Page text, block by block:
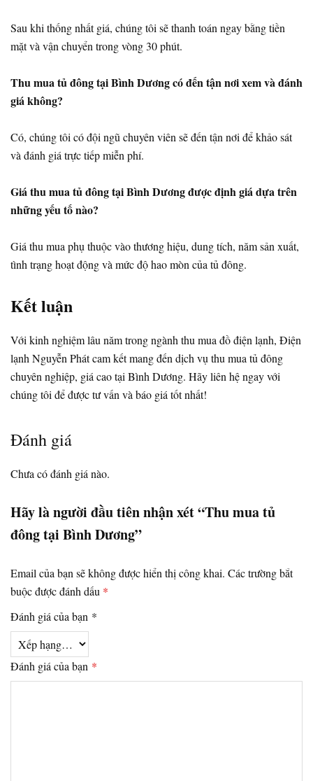
Sau khi thống nhất giá, chúng tôi sẽ thanh toán ngay bằng tiền
mặt và vận chuyển trong vòng 30 phút.
Thu mua tủ đông tại Bình Dương có đến tận nơi xem và đánh
giá không?
Có, chúng tôi có đội ngũ chuyên viên sẽ đến tận nơi để khảo sát
và đánh giá trực tiếp miễn phí.
Giá thu mua tủ đông tại Bình Dương được định giá dựa trên
những yếu tố nào?
Giá thu mua phụ thuộc vào thương hiệu, dung tích, năm sản xuất,
tình trạng hoạt động và mức độ hao mòn của tủ đông.
Kết luận
Với kinh nghiệm lâu năm trong ngành thu mua đồ điện lạnh, Điện
lạnh Nguyễn Phát cam kết mang đến dịch vụ thu mua tủ đông
chuyên nghiệp, giá cao tại Bình Dương. Hãy liên hệ ngay với
chúng tôi để được tư vấn và báo giá tốt nhất!
Đánh giá
Chưa có đánh giá nào.
Hãy là người đầu tiên nhận xét “Thu mua tủ
đông tại Bình Dương”
Email của bạn sẽ không được hiển thị công khai. Các trường bắt
buộc được đánh dấu *
Đánh giá của bạn *
Đánh giá của bạn *